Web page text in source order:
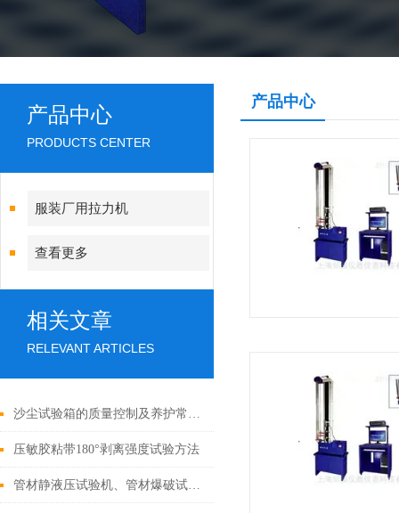
产品中心
PRODUCTS CENTER
服装厂用拉力机
查看更多
相关文章
RELEVANT ARTICLES
沙尘试验箱的质量控制及养护常识说明
压敏胶粘带180°剥离强度试验方法
管材静液压试验机、管材爆破试验机的技术
产品中心